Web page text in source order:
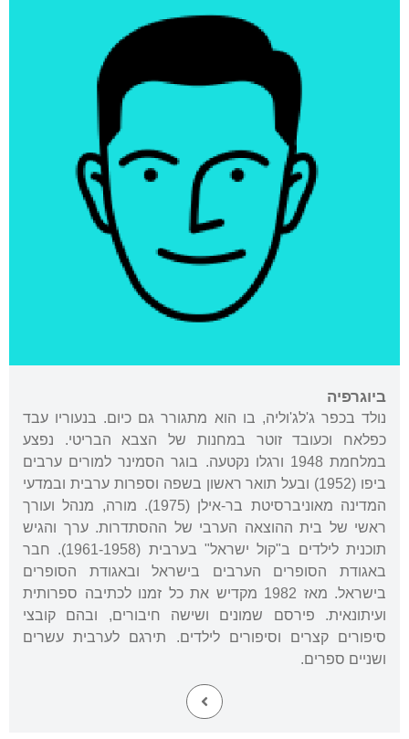
ביוגרפיה
נולד בכפר ג'לג'וליה, בו הוא מתגורר גם כיום. בנעוריו עבד
כפלאח וכעובד זוטר במחנות של הצבא הבריטי. נפצע
במלחמת 1948 ורגלו נקטעה. בוגר הסמינר למורים ערבים
ביפו (1952) ובעל תואר ראשון בשפה וספרות ערבית ובמדעי
המדינה מאוניברסיטת בר-אילן (1975). מורה, מנהל ועורך
ראשי של בית ההוצאה הערבי של ההסתדרות. ערך והגיש
תוכנית לילדים ב"קול ישראל" בערבית (1961-1958). חבר
באגודת הסופרים הערבים בישראל ובאגודת הסופרים
בישראל. מאז 1982 מקדיש את כל זמנו לכתיבה ספרותית
ועיתונאית. פירסם שמונים ושישה חיבורים, ובהם קובצי
סיפורים קצרים וסיפורים לילדים. תירגם לערבית עשרים
ושניים ספרים.